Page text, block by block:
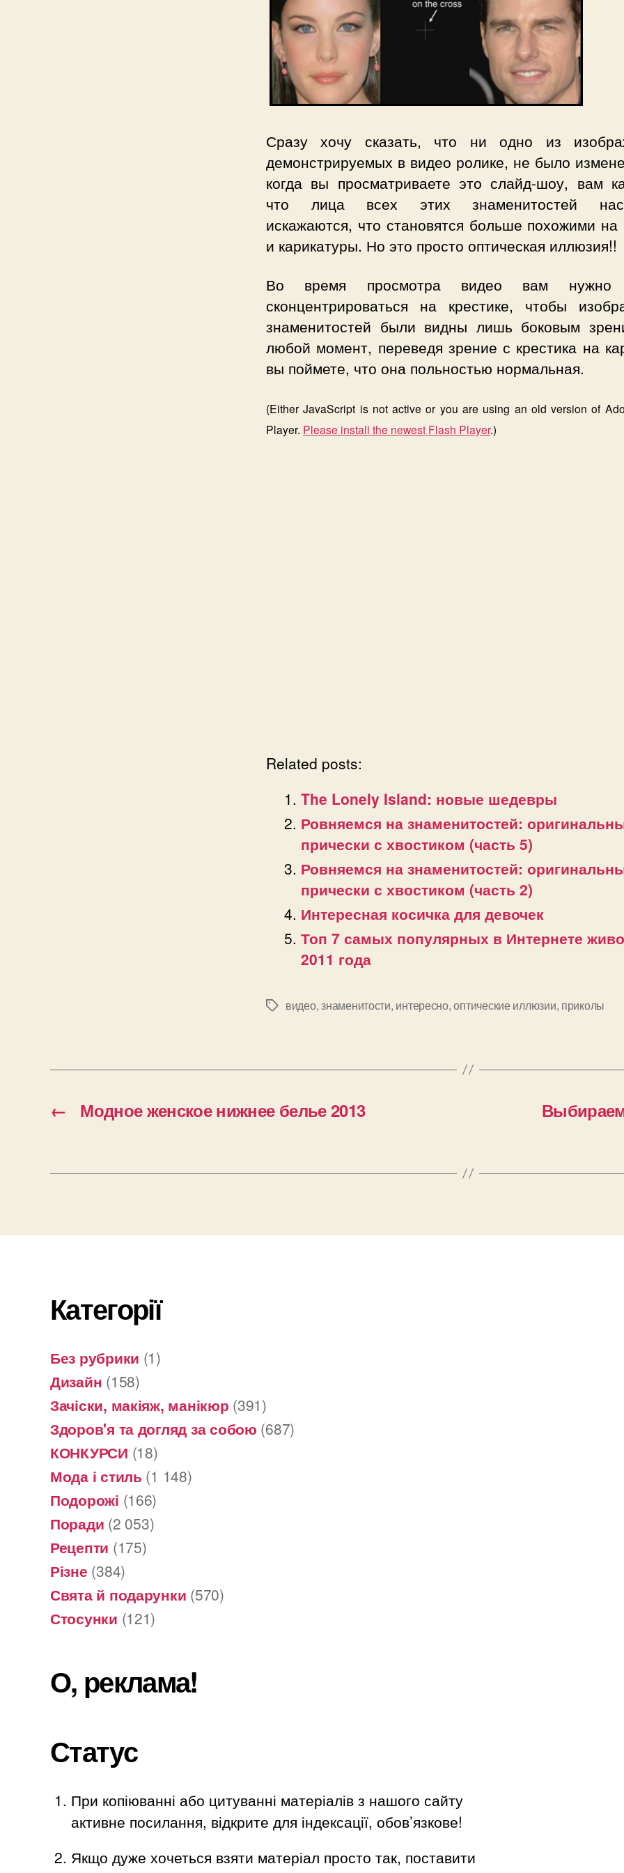
Сразу хочу сказать, что ни одно из
демонстрируемых в видео ролике, не было
когда вы просматриваете это слайд-шоу, вам
что лица всех этих знаменитостей
искажаются, что становятся больше похожими
и карикатуры. Но это просто оптическая иллюзия!!
Во время просмотра видео вам нужно
сконцентрироваться на крестике, чтобы
знаменитостей были видны лишь боковым
любой момент, переведя зрение с крестика на
вы поймете, что она польностью нормальная.
(Either JavaScript is not active or you are using an old version of
Player. Please install the newest Flash Player.)
Related posts:
The Lonely Island: новые шедевры
Ровняемся на знаменитостей:
прически с хвостиком (часть 5)
Ровняемся на знаменитостей:
прически с хвостиком (часть 2)
Интересная косичка для девочек
Топ 7 самых популярных в Интернете
2011 года
Позначки
видео,знаменитости, интересно,оптические иллюзии, приколы
← Модное женское нижнее белье 2013
Категорії
Без рубрики (1)
Дизайн (158)
Зачіски, макіяж, манікюр (391)
Здоров'я та догляд за собою (687)
КОНКУРСИ (18)
Мода і стиль (1 148)
Подорожі (166)
Поради (2 053)
Рецепти (175)
Різне (384)
Свята й подарунки (570)
Стосунки (121)
О, реклама!
Статус
При копіюванні або цитуванні матеріалів з нашого сайту
активне посилання, відкрите для індексації, обов’язкове!
Якщо дуже хочеться взяти матеріал просто так, поставити